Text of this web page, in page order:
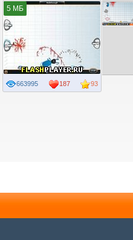
93
663995 187
5 МБ